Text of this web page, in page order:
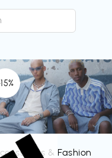
& Fashion